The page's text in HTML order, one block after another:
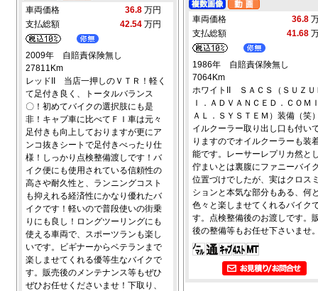
車両価格 36.8 万円
支払総額
42.54 万円
2009年 自賠責保険無し
27811Km
レッドII 当店一押しのＶＴＲ！軽く
て足付き良く、トータルバランス
〇！初めてバイクの選択肢にも是
非！キャブ車に比べてＦＩ車は元々
足付きも向上しておりますが更にア
ンコ抜きシートで足付きべったり仕
様！しっかり点検整備渡しです！バ
イク便にも使用されている信頼性の
高さや耐久性と、ランニングコスト
も抑えれる経済性にかなり優れたバ
イクです！軽いので普段使いの街乗
りにも良し！ロングツーリングにも
使える車両で、スポーツランも楽し
いです。ビギナーからベテランまで
楽しませてくれる優等生なバイクで
す。販売後のメンテナンス等もぜひ
ぜひお任せくださいませ！下取り、
車両価格 36.8
支払総額
41.68
1986年 自賠責保険無し
7064Km
ホワイトII ＳＡＣＳ（ＳＵＺＵ
Ｉ．ＡＤＶＡＮＣＥＤ．ＣＯＭ
ＡＬ．ＳＹＳＴＥＭ）装備（笑
イルクーラー取り出し口も付い
りますのでオイルクーラーも装
能です。レーサーレプリカ然と
佇まいとは裏腹にファニーバイ
位置づけでしたが、実はクロス
ションと本気な部分もある、何
色々と楽しませてくれるバイク
す。点検整備後のお渡しです。
後の整備等もお任せ下さいませ